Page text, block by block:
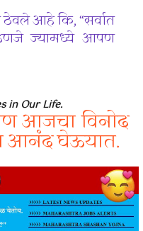
आहे कि, “सर्वात
ज्यामध्ये आपण
in Our Life.
आजचा विनोद
आनंद घेऊयात.